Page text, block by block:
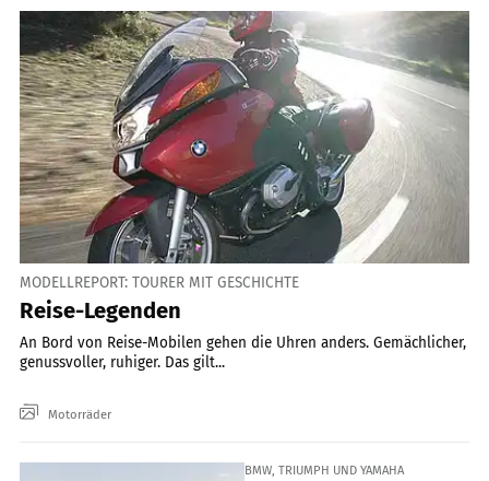
MODELLREPORT: TOURER MIT GESCHICHTE
Reise-Legenden
An Bord von Reise-Mobilen gehen die Uhren anders. Gemächlicher,
genussvoller, ruhiger. Das gilt...
Motorräder
BMW, TRIUMPH UND YAMAHA